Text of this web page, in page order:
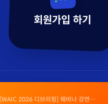
회원가입 하기
[WAIC 2026 디브리핑] 웨비나 강연